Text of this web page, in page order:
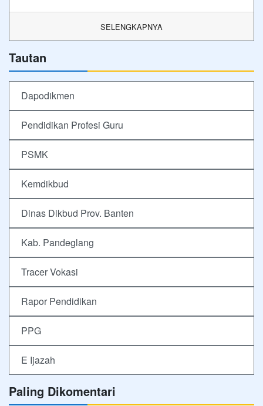
SELENGKAPNYA
Tautan
Dapodikmen
Pendidikan Profesi Guru
PSMK
Kemdikbud
Dinas Dikbud Prov. Banten
Kab. Pandeglang
Tracer Vokasi
Rapor Pendidikan
PPG
E Ijazah
Paling Dikomentari